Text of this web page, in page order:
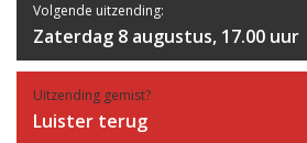
Volgende uitzending:
Zaterdag 8 augustus, 17.00 uur
Uitzending gemist?
Luister terug